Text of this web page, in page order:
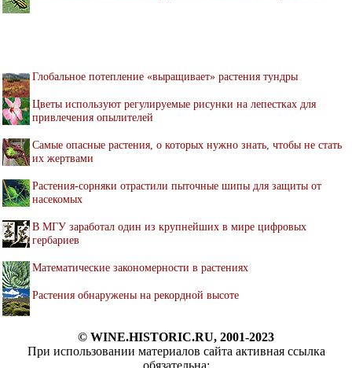
Глобальное потепление «выращивает» растения тундры
Цветы используют регулируемые рисунки на лепестках для
привлечения опылителей
Самые опасные растения, о которых нужно знать, чтобы не стать
их жертвами
Растения-сорняки отрастили пыточные шипы для защиты от
насекомых
В МГУ заработал один из крупнейших в мире цифровых
гербариев
Математические закономерности в растениях
Растения обнаружены на рекордной высоте
© WINE.HISTORIC.RU, 2001-2023
При использовании материалов сайта активная ссылка